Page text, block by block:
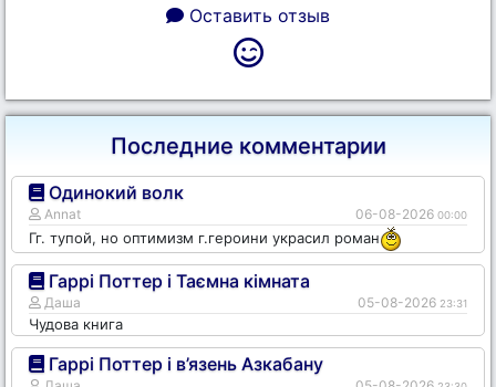
Оставить отзыв
Последние комментарии
Одинокий волк
Annat 06-08-2026 00:00
Гг. тупой, но оптимизм г.героини украсил роман
Гаррі Поттер і Таємна кімната
Даша 05-08-2026 23:31
Чудова книга
Гаррі Поттер і в’язень Азкабану